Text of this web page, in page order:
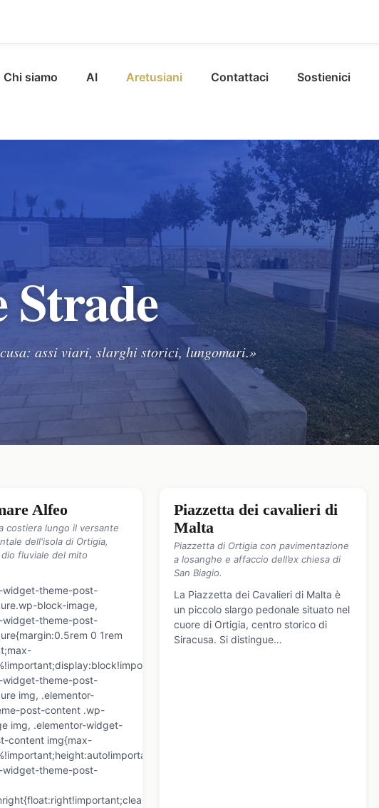
Chi siamo AI Aretusiani Contattaci Sostienici
Strade
assi viari, slarghi storici, lungomari.»
Alfeo
costiera lungo il versante
dell'isola di Ortigia,
fluviale del mito
widget-theme-post-
block-image,
widget-theme-post-
0 1rem
widget-theme-post-
img, .elementor-
post-content .wp-
img, .elementor-widget-
content img{max-
widget-theme-post-
Piazzetta dei cavalieri di
Malta
Piazzetta di Ortigia con pavimentazione
a losanghe e affaccio dell’ex chiesa di
San Biagio.
La Piazzetta dei Cavalieri di Malta è
un piccolo slargo pedonale situato nel
cuore di Ortigia, centro storico di
Siracusa. Si distingue…